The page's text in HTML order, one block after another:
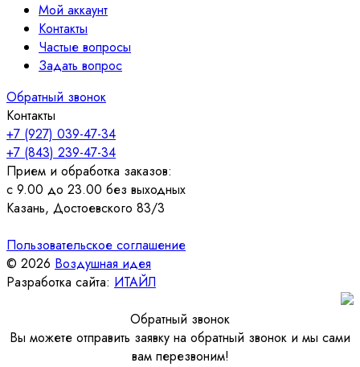
Мой аккаунт
Контакты
Частые вопросы
Задать вопрос
Обратный звонок
Контакты
+7 (927) 039-47-34
+7 (843) 239-47-34
Прием и обработка заказов:
с 9.00 до 23.00 без выходных
Казань, Достоевского 83/3
Пользовательское соглашение
© 2026 Воздушная идея
Разработка сайта: ИТАЙЛ
Обратный звонок
Вы можете отправить заявку на обратный звонок и мы сами
вам перезвоним!